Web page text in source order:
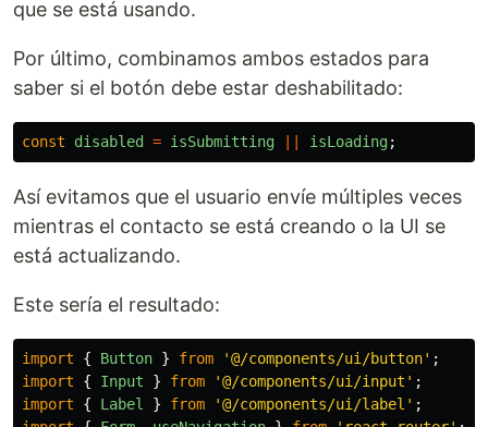
que se está usando.
Por último, combinamos ambos estados para
saber si el botón debe estar deshabilitado:
const disabled = isSubmitting isLoading;
Así evitamos que el usuario envíe múltiples veces
mientras el contacto se está creando o la UI se
está actualizando.
Este sería el resultado:
import { Button } from '@/components/ui/button' ;
import
{ Input } from '@/components/ui/input ' ;
import
{ Label } from '@/components/ui/label ' ;